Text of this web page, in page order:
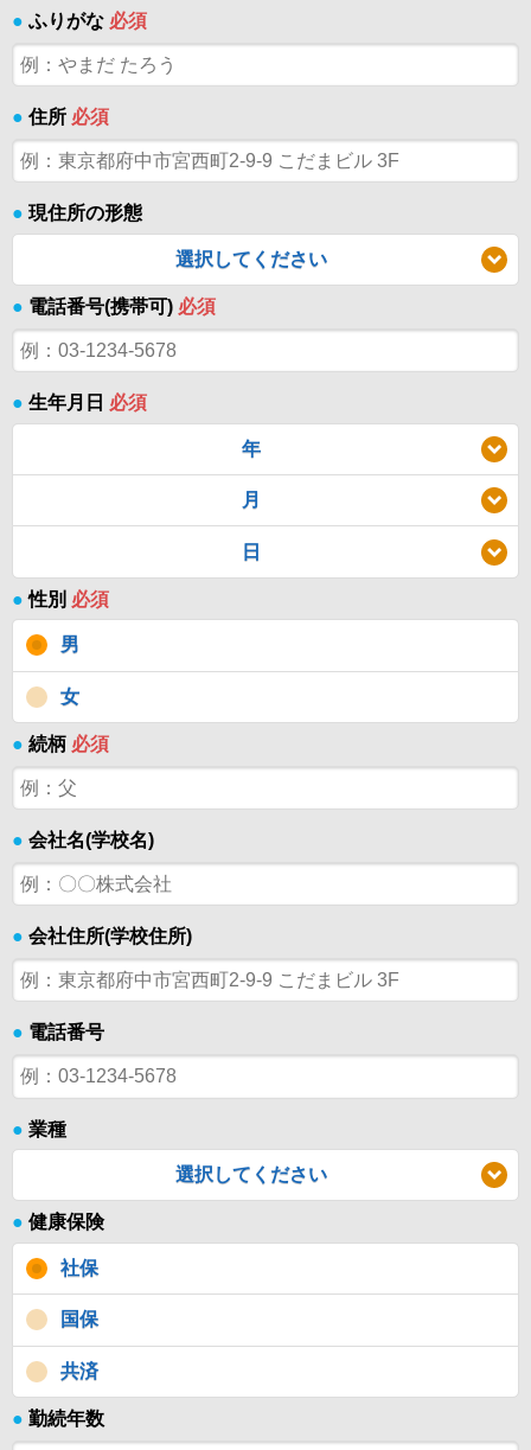
● ふりがな 必須
● 住所 必須
● 現住所の形態
選択してください
● 電話番号(携帯可) 必須
● 生年月日 必須
年
月
日
● 性別 必須
男
女
● 続柄 必須
● 会社名(学校名)
● 会社住所(学校住所)
● 電話番号
● 業種
選択してください
● 健康保険
社保
国保
共済
● 勤続年数